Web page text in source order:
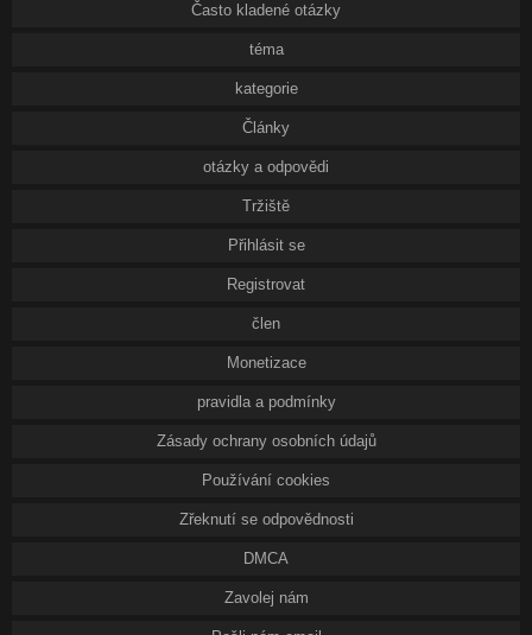
Často kladené otázky
téma
kategorie
Články
otázky a odpovědi
Tržiště
Přihlásit se
Registrovat
člen
Monetizace
pravidla a podmínky
Zásady ochrany osobních údajů
Používání cookies
Zřeknutí se odpovědnosti
DMCA
Zavolej nám